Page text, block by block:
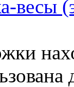
весы